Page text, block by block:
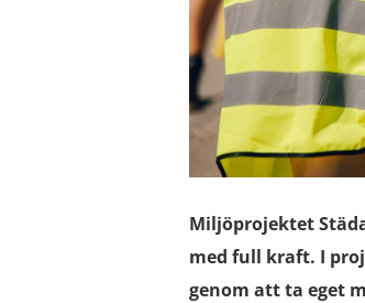
Miljöprojektet
med full kraft. I
genom att ta eget